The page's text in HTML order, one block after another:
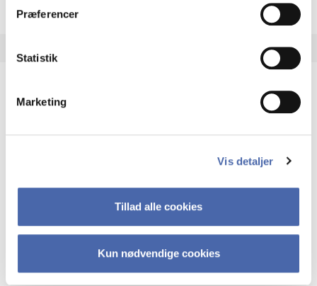
Præferencer
Statistik
Marketing
Vis detaljer
Tillad alle cookies
Kun nødvendige cookies
HA(it.) - erhvervs­økonomi og informations­
virksomheders muligheder og udfordringer inden
Organisation og ledelse